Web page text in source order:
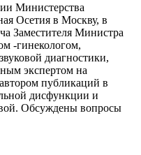
Министерства
Осетия в Москву, в
Заместителя Министра
-гинекологом,
диагностики,
экспертом на
публикаций в
дисфункции и
Обсуждены вопросы